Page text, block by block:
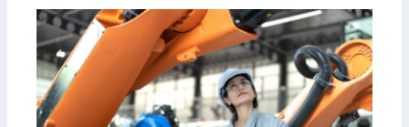
e
r
i
e
l
i
n